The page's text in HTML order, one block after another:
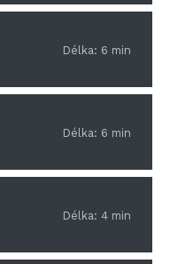
Délka: 6 min
Délka: 6 min
Délka: 4 min